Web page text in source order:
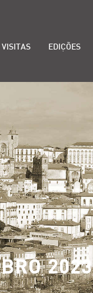
VISITAS EDIÇÕES
2023